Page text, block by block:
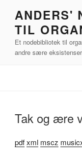
indhold
ANDERS'
TIL
Et nodebibliotek til
andre sære eksistenser
Tak og ære
pdfxml mscz